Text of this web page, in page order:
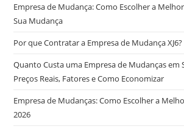
Empresa de Mudança: Como Escolher a
Sua Mudança
Por que Contratar a Empresa de Mudança XJ6?
Quanto Custa uma Empresa de Mudanças em
Preços Reais, Fatores e Como Economizar
Empresa de Mudanças: Como Escolher a
2026